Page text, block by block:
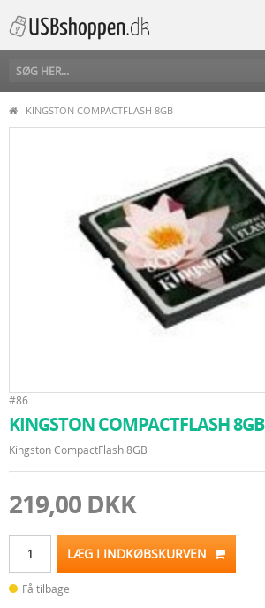
KINGSTON COMPACTFLASH 8GB
#86
KINGSTON COMPACTFLASH 8GB
Kingston CompactFlash 8GB
219,00 DKK
LÆG I INDKØBSKURVEN
Få tilbage